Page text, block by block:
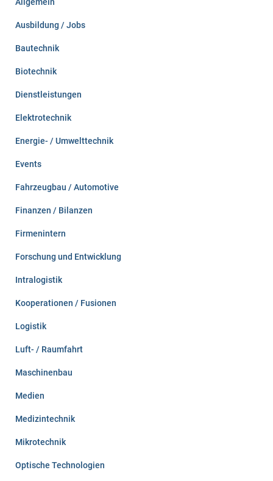
Ausbildung / Jobs
Bautechnik
Biotechnik
Dienstleistungen
Elektrotechnik
Energie- / Umwelttechnik
Events
Fahrzeugbau / Automotive
Finanzen / Bilanzen
Firmenintern
Forschung und Entwicklung
Intralogistik
Kooperationen / Fusionen
Logistik
Luft- / Raumfahrt
Maschinenbau
Medien
Medizintechnik
Mikrotechnik
Optische Technologien